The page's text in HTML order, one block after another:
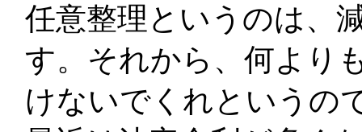
任意整理というのは、
す。それから、何より
けないでくれというの